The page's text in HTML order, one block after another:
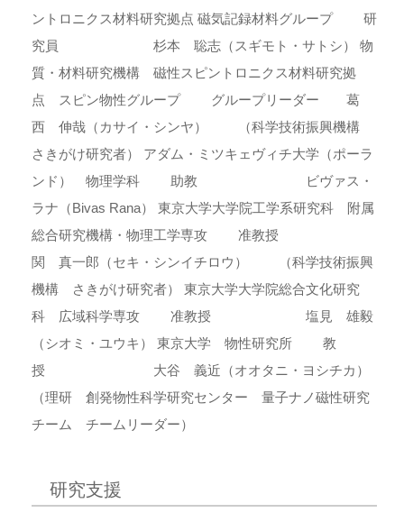
ントロニクス材料研究拠点 磁気記録材料グループ 研
究員 杉本 聡志（スギモト・サトシ） 物
質・材料研究機構 磁性スピントロニクス材料研究拠
点 スピン物性グループ グループリーダー 葛
西 伸哉（カサイ・シンヤ） （科学技術振興機構
さきがけ研究者） アダム・ミツキェヴィチ大学（ポーラ
ンド） 物理学科 助教 ビヴァス・
ラナ（Bivas Rana） 東京大学大学院工学系研究科 附属
総合研究機構・物理工学専攻 准教授
関 真一郎（セキ・シンイチロウ） （科学技術振興
機構 さきがけ研究者） 東京大学大学院総合文化研究
科 広域科学専攻 准教授 塩見 雄毅
（シオミ・ユウキ） 東京大学 物性研究所 教
授 大谷 義近（オオタニ・ヨシチカ）
（理研 創発物性科学研究センター 量子ナノ磁性研究
チーム チームリーダー）
研究支援